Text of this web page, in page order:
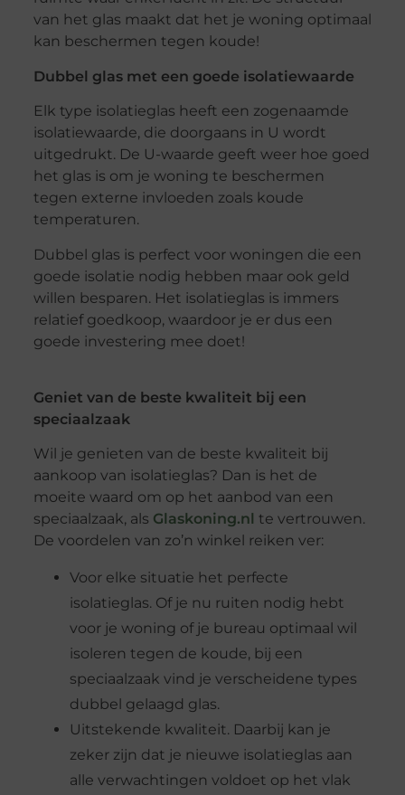
van het glas maakt dat het je woning optimaal
kan beschermen tegen koude!
Dubbel glas met een goede isolatiewaarde
Elk type isolatieglas heeft een zogenaamde
isolatiewaarde, die doorgaans in U wordt
uitgedrukt. De U-waarde geeft weer hoe goed
het glas is om je woning te beschermen
tegen externe invloeden zoals koude
temperaturen.
Dubbel glas is perfect voor woningen die een
goede isolatie nodig hebben maar ook geld
willen besparen. Het isolatieglas is immers
relatief goedkoop, waardoor je er dus een
goede investering mee doet!
Geniet van de beste kwaliteit bij een
speciaalzaak
Wil je genieten van de beste kwaliteit bij
aankoop van isolatieglas? Dan is het de
moeite waard om op het aanbod van een
speciaalzaak, als Glaskoning.nl te vertrouwen.
De voordelen van zo’n winkel reiken ver:
Voor elke situatie het perfecte
isolatieglas. Of je nu ruiten nodig hebt
voor je woning of je bureau optimaal wil
isoleren tegen de koude, bij een
speciaalzaak vind je verscheidene types
dubbel gelaagd glas.
Uitstekende kwaliteit. Daarbij kan je
zeker zijn dat je nieuwe isolatieglas aan
alle verwachtingen voldoet op het vlak